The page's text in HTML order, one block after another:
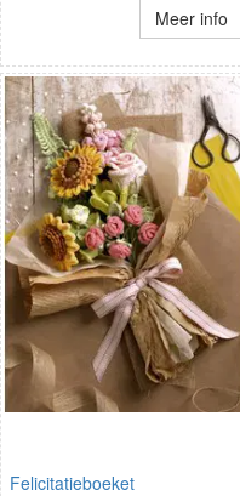
Meer info
Felicitatieboeket